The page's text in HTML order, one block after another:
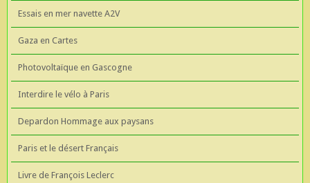
Essais en mer navette A2V
Gaza en Cartes
Photovoltaïque en Gascogne
Interdire le vélo à Paris
Depardon Hommage aux paysans
Paris et le désert Français
Livre de François Leclerc